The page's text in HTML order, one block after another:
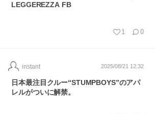
LEGGEREZZA FB
1 0
2025/08/21 12:32
instant
日本最注目クルー“STUMPBOYS”のアパ
レルがついに解禁。